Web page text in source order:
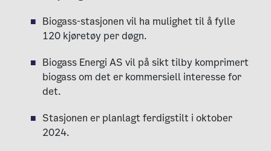
Biogass-stasjonen vil ha mulighet til å fylle
120 kjøretøy per døgn.
Biogass Energi AS vil på sikt tilby komprimert
biogass om det er kommersiell interesse for
det.
Stasjonen er planlagt ferdigstilt i oktober
2024.